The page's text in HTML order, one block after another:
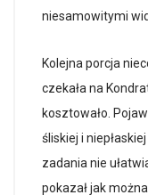
niesamowitymi
Kolejna porcja
czekała na
kosztowało.
śliskiej i
zadania nie
pokazał jak